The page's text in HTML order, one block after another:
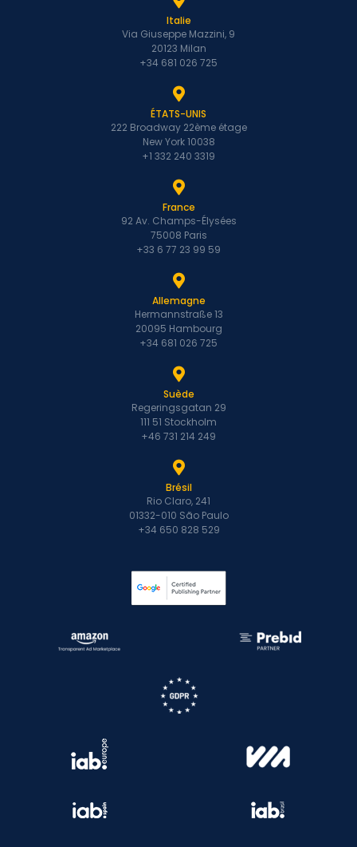
Italie
Via Giuseppe Mazzini, 9
20123 Milan
+34 681 026 725
ÉTATS-UNIS
222 Broadway 22ème étage
New York 10038
+1 332 240 3319
France
92 Av. Champs-Élysées
75008 Paris
+33 6 77 23 99 59
Allemagne
Hermannstraße 13
20095 Hambourg
+34 681 026 725
Suède
Regeringsgatan 29
111 51 Stockholm
+46 731 214 249
Brésil
Rio Claro, 241
01332-010 São Paulo
+34 650 828 529